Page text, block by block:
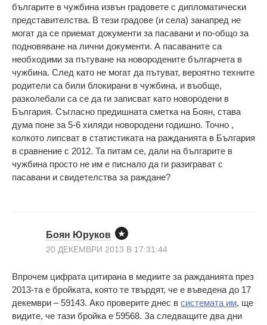
българите в чужбина извън градовете с дипломатически
представителства. В тези градове (и села) занапред не
могат да се приемат документи за пасавани и по-общо за
подновяване на лични документи. А пасаваните са
необходими за пътуване на новородените българчета в
чужбина. След като не могат да пътуват, вероятно техните
родители са били блокирани в чужбина, и въобще,
разколебали са се да ги записват като новородени в
България. Съгласно предишната сметка на Боян, става
дума поне за 5-6 хиляди новородени годишно. Точно ,
колкото липсват в статистиката на ражданията в България
в сравнение с 2012. Та питам се, дали на българите в
чужбина просто не им е писнало да ги разиграват с
пасавани и свидетелства за раждане?
Боян Юруков
20 ДЕКЕМВРИ 2013 В 17:31:44
Впрочем цифрата цитирана в медиите за ражданията през
2013-та е бройката, която те твърдят, че е въведена до 17
декември – 59143. Ако проверите днес в системата им, ще
видите, че тази бройка е 59568. За следващите два дни